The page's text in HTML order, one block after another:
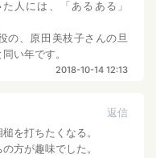
人には、「あるある」
の、原田美枝子さんの旦
い年です。
2018-10-14 12:13
返信
を打ちたくなる。
方が趣味でした。